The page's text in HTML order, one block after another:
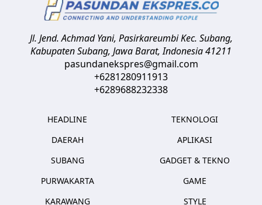
Jl. Jend. Achmad Yani, Pasirkareumbi Kec. Subang,
Kabupaten Subang, Jawa Barat,Indonesia41211
pasundanekspres@gmail.com
+6281280911913
+6289688232338
HEADLINE
DAERAH
SUBANG
PURWAKARTA
KARAWANG
TEKNOLOGI
APLIKASI
GADGET & TEKNO
GAME
STYLE